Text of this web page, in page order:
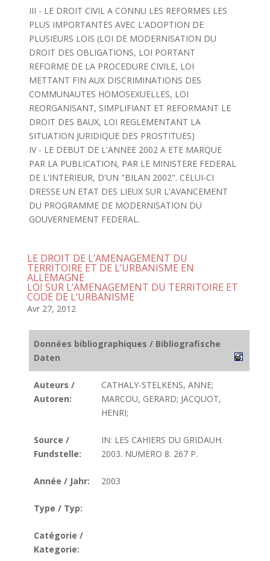
III - LE DROIT CIVIL A CONNU LES REFORMES LES
PLUS IMPORTANTES AVEC L'ADOPTION DE
PLUSIEURS LOIS (LOI DE MODERNISATION DU
DROIT DES OBLIGATIONS, LOI PORTANT
REFORME DE LA PROCEDURE CIVILE, LOI
METTANT FIN AUX DISCRIMINATIONS DES
COMMUNAUTES HOMOSEXUELLES, LOI
REORGANISANT, SIMPLIFIANT ET REFORMANT LE
DROIT DES BAUX, LOI REGLEMENTANT LA
SITUATION JURIDIQUE DES PROSTITUES)
IV - LE DEBUT DE L'ANNEE 2002 A ETE MARQUE
PAR LA PUBLICATION, PAR LE MINISTERE FEDERAL
DE L'INTERIEUR, D'UN "BILAN 2002". CELUI-CI
DRESSE UN ETAT DES LIEUX SUR L'AVANCEMENT
DU PROGRAMME DE MODERNISATION DU
GOUVERNEMENT FEDERAL.
LE DROIT DE L’AMENAGEMENT DU
TERRITOIRE ET DE L’URBANISME EN
ALLEMAGNE
LOI SUR L’AMENAGEMENT DU TERRITOIRE ET
CODE DE L’URBANISME
Avr 27, 2012
Données bibliographiques / Bibliografische
Daten
Auteurs /
Autoren:
CATHALY-STELKENS, ANNE;
MARCOU, GERARD; JACQUOT,
HENRI;
Source /
Fundstelle:
IN: LES CAHIERS DU GRIDAUH.
2003. NUMERO 8. 267 P.
Année / Jahr: 2003
Type / Typ:
Catégorie /
Kategorie: